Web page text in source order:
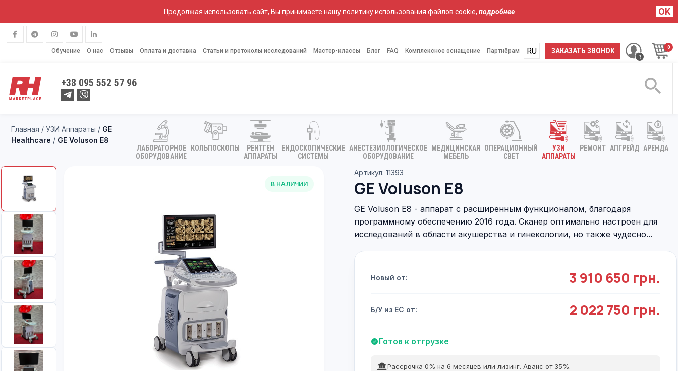
Продолжая использовать сайт, Вы принимаете нашу политику использования файлов cookie, подробнее OK
Обучение О нас Отзывы Оплата и доставка Статьи и протоколы исследований Мастер-классы Блог FAQ Комплексное оснащение Партнёрам ЗАКАЗАТЬ ЗВОНОК
RU
UA
+38 095 552 57 96
ЛАБОРАТОРНОЕ
ОБОРУДОВАНИЕ
КОЛЬПОСКОПЫ
РЕНТГЕН
АППАРАТЫ
ЕНДОСКОПИЧЕСКИЕ
СИСТЕМЫ
АНЕСТЕЗИОЛОГИЧЕСКОЕ
ОБОРУДОВАНИЕ
МЕДИЦИНСКАЯ
МЕБЕЛЬ
ОПЕРАЦИОННЫЙ
СВЕТ
УЗИ
АППАРАТЫ
РЕМОНТ АПГРЕЙД АРЕНДА
Главная / УЗИ Аппараты / GE
Healthcare / GE Voluson E8
В НАЛИЧИИ
Артикул: 11393
GE Voluson E8
GE Voluson E8 - аппарат с расширенным функционалом, благодаря
программному обеспечению 2016 года. Сканер оптимально настроен для
исследований в области акушерства и гинекологии, но также чудесно...
Новый от: 3 910 650 грн.
Б/У из ЕС от: 2 022 750 грн.
Готов к отгрузке
Рассрочка 0% на 6 месяцев или лизинг. Аванс от 35%.